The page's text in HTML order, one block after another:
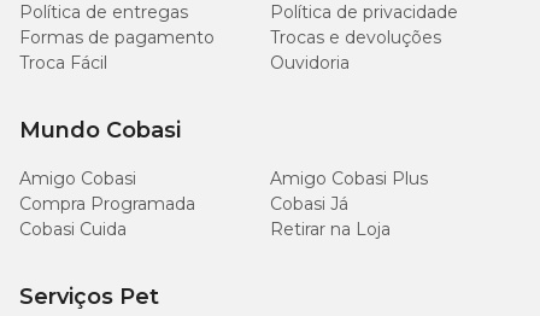
Umidade (máx.) 10,00% 100g/kg
Proteína Bruta (mín.) 28,00%
Extrato Etéreo (mín.)
Matéria Mineral (máx.) 7,00%
Política de entregas
Política de privacidade
Formas de pagamento
Trocas e devoluções
Troca Fácil
Ouvidoria
Mundo Cobasi
Amigo Cobasi
Amigo Cobasi Plus
Compra Programada
Cobasi Já
Cobasi Cuida
Retirar na Loja
Serviços Pet